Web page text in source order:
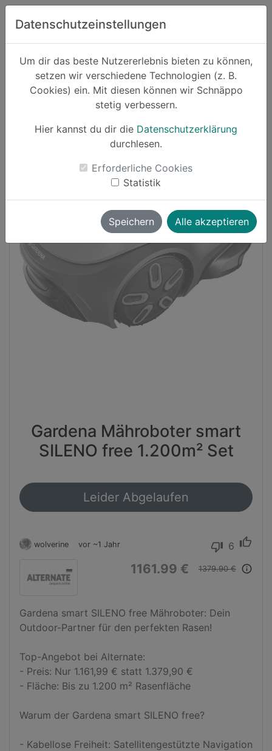
Zum Hauptinhalt springen
Datenschutzeinstellungen
Um dir das beste Nutzererlebnis bieten zu können,
setzen wir verschiedene Technologien (z. B.
Cookies) ein. Mit diesen können wir Schnäppo
stetig verbessern.
Hier kannst du dir die Datenschutzerklärung
durchlesen.
Erforderliche Cookies
Statistik
Speichern Alle akzeptieren
Suchen
Schnäppchen Haushalt und Garten
-16%
Gardena Mähroboter smart
SILENO free 1.200m² Set
Leider Abgelaufen
wolverine vor ~1 Jahr thumb_down 6 thumb_up
1161.99 € 1379.90 € info_outline
Gardena smart SILENO free Mähroboter: Dein
Outdoor-Partner für den perfekten Rasen!
Top-Angebot bei Alternate:
- Preis: Nur 1.161,99 € statt 1.379,90 €
- Fläche: Bis zu 1.200 m² Rasenfläche
Warum der Gardena smart SILENO free?
- Kabellose Freiheit: Satellitengestützte Navigation